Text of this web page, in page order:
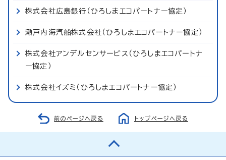
株式会社広島銀行（ひろしまエコパートナー協定）
瀬戸内海汽船株式会社（ひろしまエコパートナー協定）
株式会社アンデルセンサービス（ひろしまエコパートナ
ー協定）
株式会社イズミ（ひろしまエコパートナー協定）
前のページへ戻る トップページへ戻る